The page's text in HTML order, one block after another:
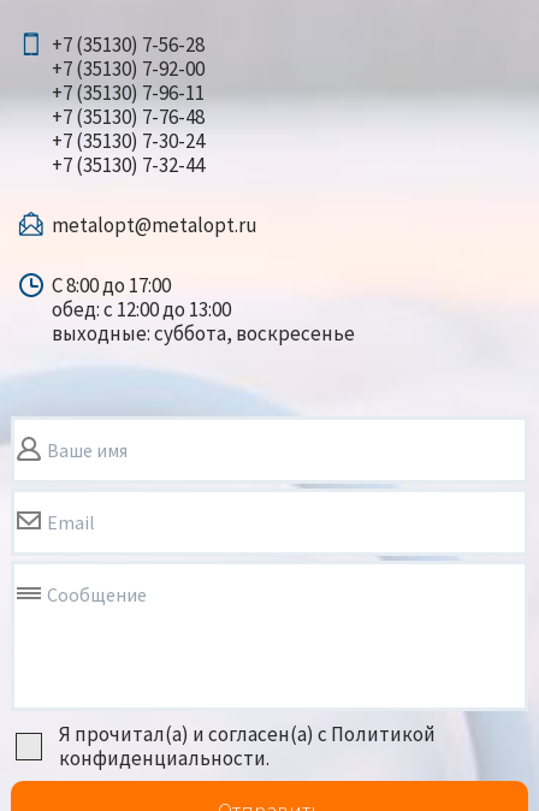
+7 (35130) 7-56-28
+7 (35130) 7-92-00
+7 (35130) 7-96-11
+7 (35130) 7-76-48
+7 (35130) 7-30-24
+7 (35130) 7-32-44
metalopt@metalopt.ru
С 8:00 до 17:00
обед: с 12:00 до 13:00
выходные: суббота, воскресенье
Ваше имя
Email
Сообщение
Я прочитал(а) и согласен(а) с Политикой
конфиденциальности.